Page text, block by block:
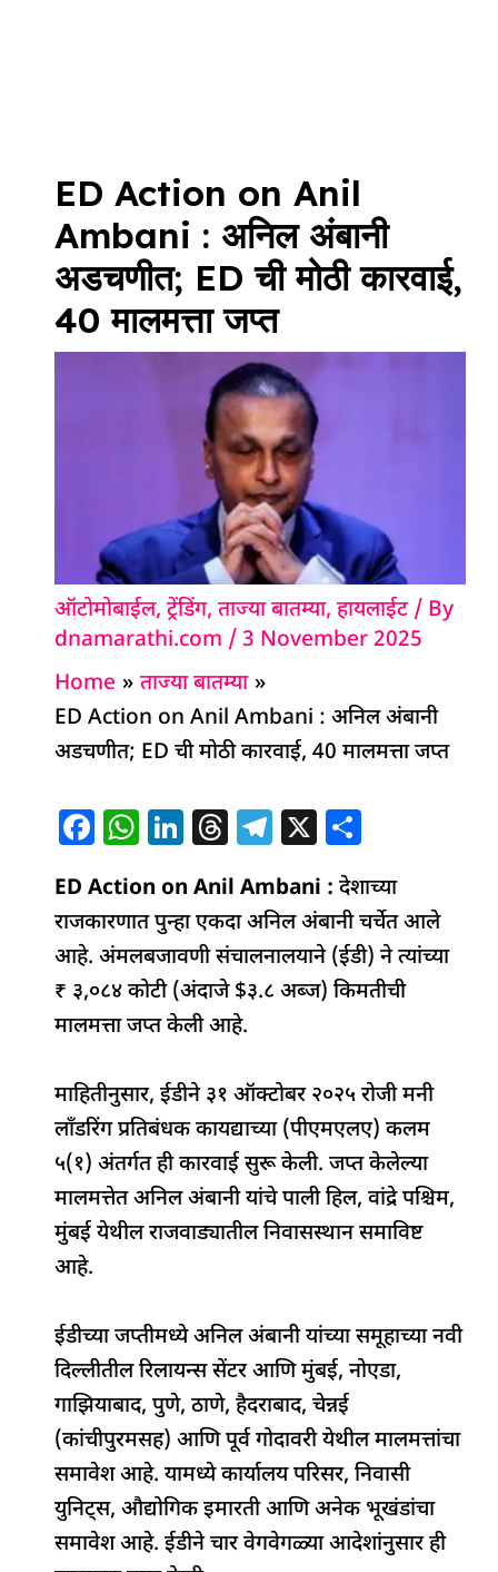
ED Action on Anil
Ambani : अनिल अंबानी
अडचणीत; ED ची मोठी कारवाई,
40 मालमत्ता जप्त
ऑटोमोबाईल,ट्रेंडिंग,ताज्या बातम्या,हायलाईट/ By
dnamarathi.com /3 November 2025
Home
ताज्या बातम्या
ED Action on Anil Ambani : अनिल अंबानी
अडचणीत; ED ची मोठी कारवाई, 40 मालमत्ता जप्त
F
c
e
b
o
o
k
W
at
s
A
p
p
Li
k
e
dI
n
T
re
a
d
s
T
e
g
ra
m
X
ar
e
ED Action on Anil Ambani : देशाच्या
राजकारणात पुन्हा एकदा अनिल अंबानी चर्चेत आले
आहे. अंमलबजावणी संचालनालयाने (ईडी) ने त्यांच्या
₹ ३,०८४ कोटी (अंदाजे $३.८ अब्ज) किमतीची
मालमत्ता जप्त केली आहे.
माहितीनुसार, ईडीने ३१ ऑक्टोबर २०२५ रोजी मनी
लाँडरिंग प्रतिबंधक कायद्याच्या (पीएमएलए) कलम
५(१) अंतर्गत ही कारवाई सुरू केली. जप्त केलेल्या
मालमत्तेत अनिल अंबानी यांचे पाली हिल, वांद्रे पश्चिम,
मुंबई येथील राजवाड्यातील निवासस्थान समाविष्ट
आहे.
ईडीच्या जप्तीमध्ये अनिल अंबानी यांच्या समूहाच्या नवी
दिल्लीतील रिलायन्स सेंटर आणि मुंबई, नोएडा,
गाझियाबाद, पुणे, ठाणे, हैदराबाद, चेन्नई
(कांचीपुरमसह) आणि पूर्व गोदावरी येथील मालमत्तांचा
समावेश आहे. यामध्ये कार्यालय परिसर, निवासी
युनिट्स, औद्योगिक इमारती आणि अनेक भूखंडांचा
समावेश आहे. ईडीने चार वेगवेगळ्या आदेशांनुसार ही